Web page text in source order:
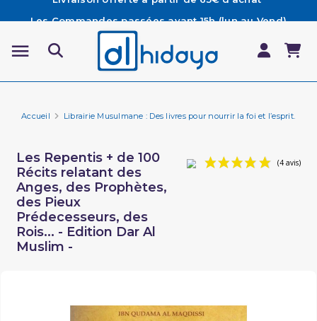
sont préparées et expédiées le jour même
Besoin d'aide ? Retrouvez notre FAQ
Livraison offerte à partir de 65€ d'achat*
Accueil Librairie Musulmane : Des livres pour nourrir la foi et l’esprit.
Les Repentis + de 100
Récits relatant des
Anges, des Prophètes,
des Pieux
Prédecesseurs, des
Rois... - Edition Dar Al
Muslim -